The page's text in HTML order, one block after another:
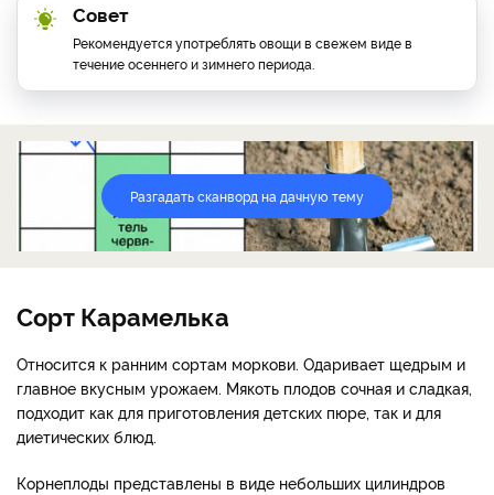
Совет
Рекомендуется употреблять овощи в свежем виде в
течение осеннего и зимнего периода.
Разгадать сканворд на дачную тему
Сорт Карамелька
Относится к ранним сортам моркови. Одаривает щедрым и
главное вкусным урожаем. Мякоть плодов сочная и сладкая,
подходит как для приготовления детских пюре, так и для
диетических блюд.
Корнеплоды представлены в виде небольших цилиндров